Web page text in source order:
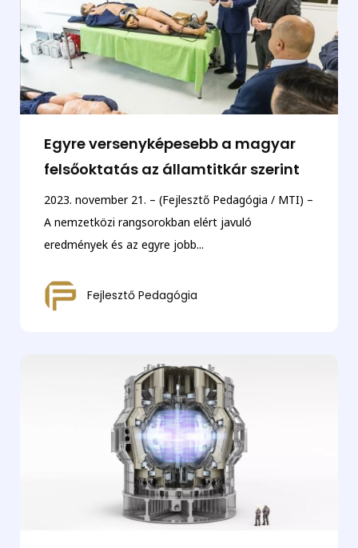
Egyre versenyképesebb a magyar
felsőoktatás az államtitkár szerint
2023. november 21. – (Fejlesztő Pedagógia / MTI) –
A nemzetközi rangsorokban elért javuló
eredmények és az egyre jobb...
Fejlesztő Pedagógia